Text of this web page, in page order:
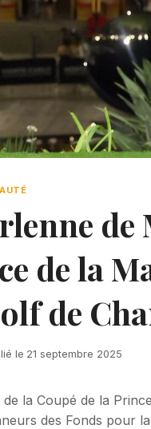
de
de la
de
le 21 septembre 2025
la Coupé de la
des Fonds pour